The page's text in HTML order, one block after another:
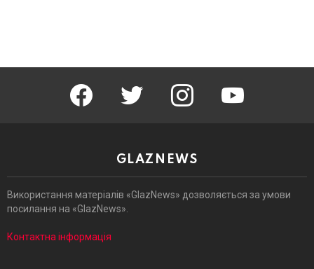
facebook twitter instagram youtube
GLAZNEWS
Використання матеріалів «GlazNews» дозволяється за умови
посилання на «GlazNews».
Контактна інформація